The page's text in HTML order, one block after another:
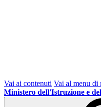
Vai ai contenuti Vai al menu di
Ministero dell'Istruzione e